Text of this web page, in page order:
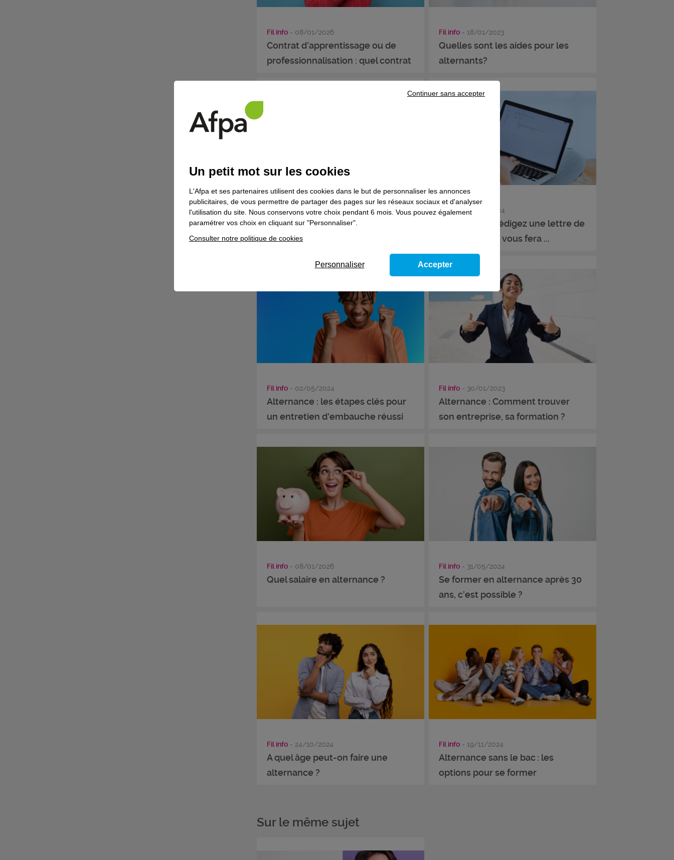
Fil info - 08/01/2026
Contrat d’apprentissage ou de
professionnalisation : quel contrat
Fil info - 18/01/2023
Quelles sont les aides pour les
alternants?
Fil info - 03/04/2024
Alternance : 5 conseils pour un CV
qui fait la différence
Fil info - 12/04/2024
Alternance : Rédigez une lettre de
motivation qui vous fera ...
Fil info - 02/05/2024
Alternance : les étapes clés pour
un entretien d'embauche réussi
Fil info - 30/01/2023
Alternance : Comment trouver
son entreprise, sa formation ?
Fil info - 08/01/2026
Quel salaire en alternance ?
Fil info - 31/05/2024
Se former en alternance après 30
ans, c’est possible ?
Fil info - 24/10/2024
A quel âge peut-on faire une
alternance ?
Fil info - 19/11/2024
Alternance sans le bac : les
options pour se former
Sur le même sujet
Un petit mot sur les cookies
L'Afpa et ses partenaires utilisent des cookies dans le but de personnaliser les annonces
publicitaires, de vous permettre de partager des pages sur les réseaux sociaux et d'analyser
l'utilisation du site. Nous conservons votre choix pendant 6 mois. Vous pouvez également
paramétrer vos choix en cliquant sur "Personnaliser".
Consulter notre politique de cookies
Continuer sans accepter
Personnaliser Accepter